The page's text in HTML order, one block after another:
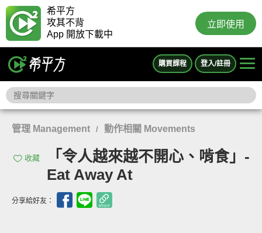
希平方
攻其不背
App 開放下載中
立即使用
購買課程 登入/註冊
管理 Management / 動作相關 Movements
收藏
「令人越來越不開心、啃食」-
Eat Away At
分享給好友：